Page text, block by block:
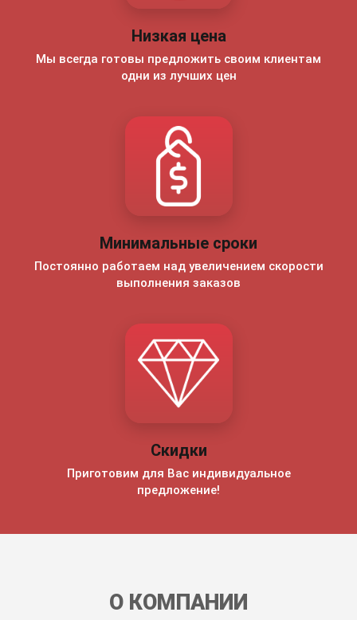
Низкая цена
Мы всегда готовы предложить своим клиентам
одни из лучших цен
Минимальные сроки
Постоянно работаем над увеличением скорости
выполнения заказов
Скидки
Приготовим для Вас индивидуальное
предложение!
О КОМПАНИИ